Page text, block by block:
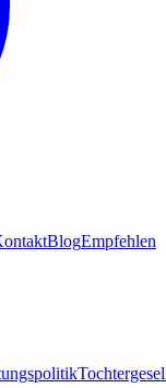
BlogEmpfehlen